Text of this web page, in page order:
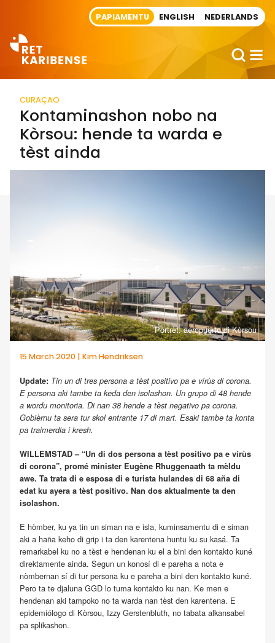
PAPIAMENTU ENGLISH NEDERLANDS
CURAÇAO
Kontaminashon nobo na
Kòrsou: hende ta warda e
tèst ainda
Portrèt: aeropuerto di Kòrsou
15 March 2020 | Kim Hendriksen
Update: Tin un di tres persona a tèst positivo pa e vírùs di corona.
E persona aki tambe ta keda den isolashon. Un grupo di 48 hende
a wordu monitoria. Di nan 38 hende a tèst negativo pa corona.
Gobièrnu ta sera tur skol entrante 17 di mart. Esaki tambe ta konta
pa traimerdia i kresh.
WILLEMSTAD – “Un di dos persona a tèst positivo pa e vírùs
di corona”, promé minister Eugène Rhuggenaath ta mèldu
awe. Ta trata di e esposa di e turista hulandes di 68 aña di
edat ku ayera a tèst positivo. Nan dos aktualmente ta den
isolashon.
E hòmber, ku ya tin un siman na e isla, kuminsamentu di e siman
aki a haña keho di grip i ta den karentena huntu ku su kasá. Ta
remarkabel ku no a tèst e hendenan ku el a bini den kontakto kuné
direktamente ainda. Segun un konosí di e pareha a nota e
nòmbernan sí di tur persona ku e pareha a bini den kontakto kuné.
Pero ta te djaluna GGD lo tuma kontakto ku nan. Ke men e
hendenan aki tampoko no ta warda nan tèst den karentena. E
epidemiólogo di Kòrsou, Izzy Gerstenbluth, no tabata alkansabel
pa splikashon.